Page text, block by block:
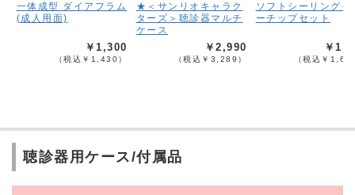
一体成型 ダイアフラム
(成人用面)
￥1,300
（税込￥1,430）
★＜サンリオキャラク
ターズ＞聴診器マルチ
ケース
￥2,990
（税込￥3,289）
ソフトシーリングイ
ーチップセット
￥
（税込￥
聴診器用ケース/付属品